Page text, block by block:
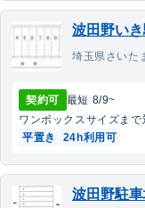
波田野い
埼玉県さいた
契約可 最短 8/9~
ワンボックスサイズまで
平置き
24h利用可
波田野駐